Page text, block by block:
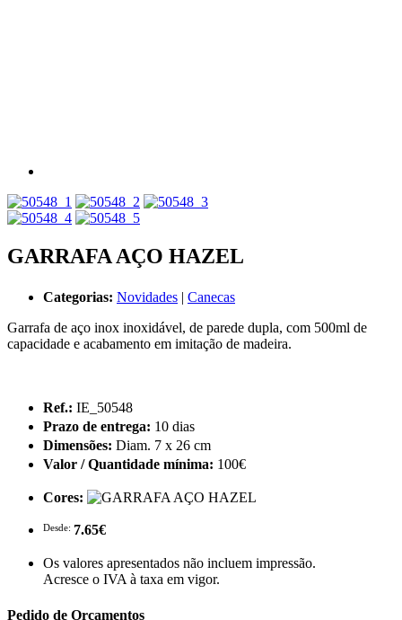
GARRAFA AÇO HAZEL
Categorias: Novidades | Canecas
Garrafa de aço inox inoxidável, de parede dupla, com 500ml de
capacidade e acabamento em imitação de madeira.
Ref.: IE_50548
Prazo de entrega: 10 dias
Dimensões: Diam. 7 x 26 cm
Valor / Quantidade mínima: 100€
Cores:
Desde: 7.65€
Os valores apresentados não incluem impressão.
Acresce o IVA à taxa em vigor.
Pedido de Orçamentos